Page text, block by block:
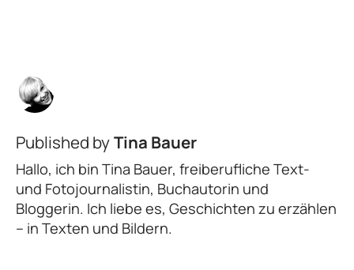
Published byTina Bauer
Hallo, ich bin Tina Bauer, freiberufliche Text-
und Fotojournalistin, Buchautorin und
Bloggerin. Ich liebe es, Geschichten zu erzählen
– in Texten und Bildern.